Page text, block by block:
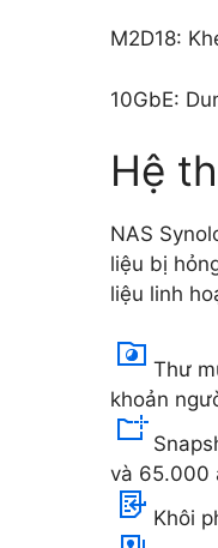
M2D18:
10GbE:
Hệ
NAS
liệu bị
liệu linh
Thư
khoản
và 65.000
Khôi